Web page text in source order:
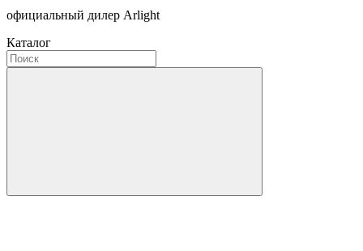
официальный дилер Arlight
Каталог